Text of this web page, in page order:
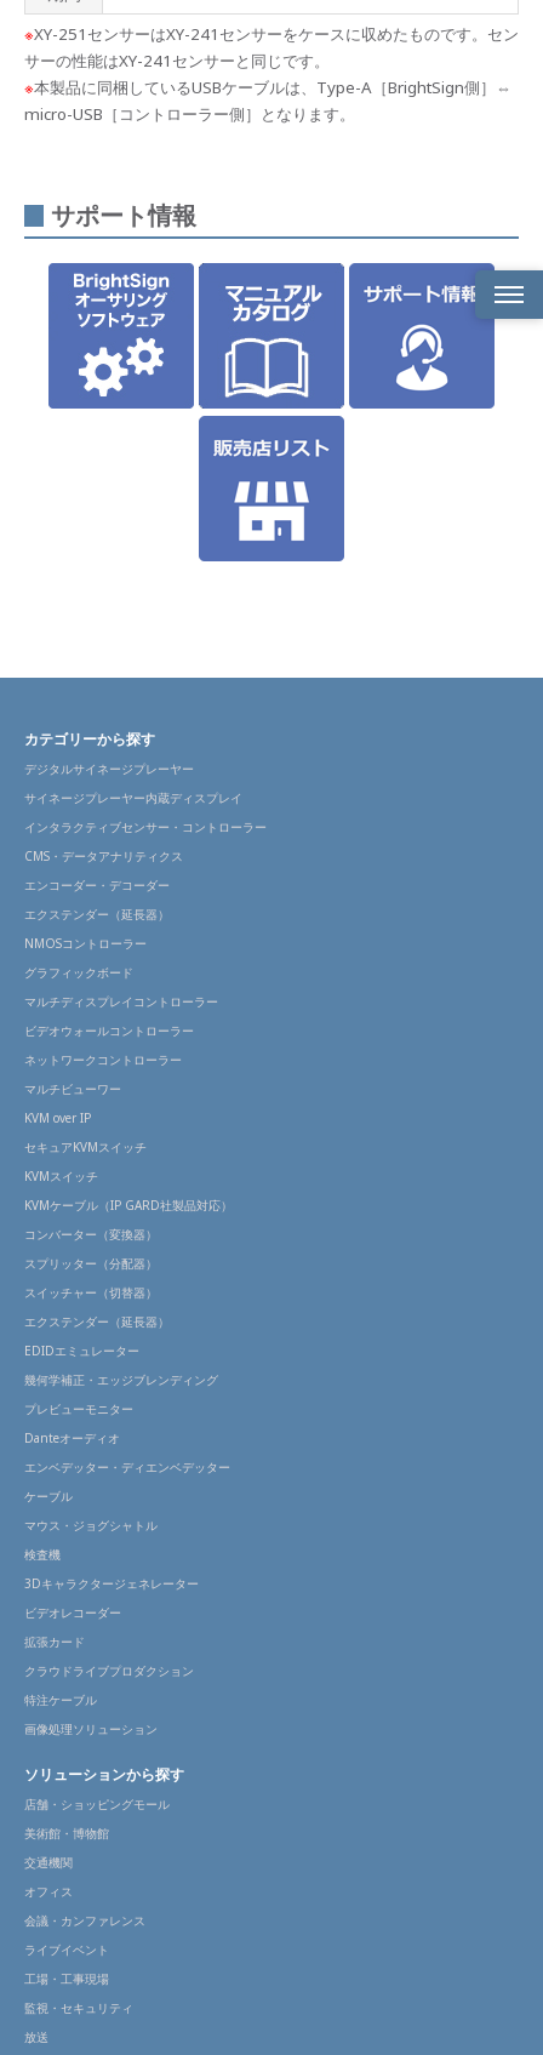
※XY-251センサーはXY-241センサーをケースに収めたものです。セン
サーの性能はXY-241センサーと同じです。
※本製品に同梱しているUSBケーブルは、Type-A［BrightSign側］⇔
micro-USB［コントローラー側］となります。
サポート情報
製品
カテゴリーから探す
デジタルサイネージプレーヤー
サイネージプレーヤー内蔵ディスプレイ
インタラクティブセンサー・コントローラー
CMS・データアナリティクス
エンコーダー・デコーダー
エクステンダー（延長器）
NMOSコントローラー
グラフィックボード
マルチディスプレイコントローラー
ビデオウォールコントローラー
ネットワークコントローラー
マルチビューワー
KVM over IP
セキュアKVMスイッチ
KVMスイッチ
KVMケーブル（IP GARD社製品対応）
コンバーター（変換器）
スプリッター（分配器）
スイッチャー（切替器）
エクステンダー（延長器）
EDIDエミュレーター
幾何学補正・エッジブレンディング
プレビューモニター
Danteオーディオ
エンベデッター・ディエンベデッター
ケーブル
マウス・ジョグシャトル
検査機
3Dキャラクタージェネレーター
ビデオレコーダー
拡張カード
クラウドライブプロダクション
特注ケーブル
画像処理ソリューション
ソリューションから探す
店舗・ショッピングモール
美術館・博物館
交通機関
オフィス
会議・カンファレンス
ライブイベント
工場・工事現場
監視・セキュリティ
放送